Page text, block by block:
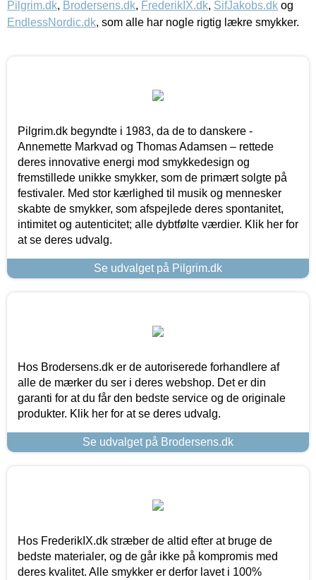
Pilgrim.dk, Brodersens.dk, FrederikIX.dk, SifJakobs.dk og
EndlessNordic.dk, som alle har nogle rigtig lækre smykker.
Pilgrim.dk begyndte i 1983, da de to danskere -
Annemette Markvad og Thomas Adamsen – rettede
deres innovative energi mod smykkedesign og
fremstillede unikke smykker, som de primært solgte på
festivaler. Med stor kærlighed til musik og mennesker
skabte de smykker, som afspejlede deres spontanitet,
intimitet og autenticitet; alle dybtfølte værdier. Klik her for
at se deres udvalg.
Se udvalget på Pilgrim.dk
Hos Brodersens.dk er de autoriserede forhandlere af
alle de mærker du ser i deres webshop. Det er din
garanti for at du får den bedste service og de originale
produkter. Klik her for at se deres udvalg.
Se udvalget på Brodersens.dk
Hos FrederikIX.dk stræber de altid efter at bruge de
bedste materialer, og de går ikke på kompromis med
deres kvalitet. Alle smykker er derfor lavet i 100%